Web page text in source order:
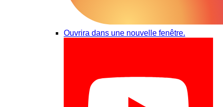
Ouvrira dans une nouvelle fenêtre.